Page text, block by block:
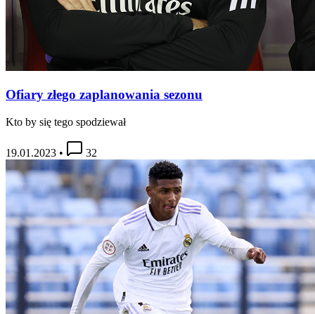
Ofiary złego zaplanowania sezonu
Kto by się tego spodziewał
19.01.2023 • 32